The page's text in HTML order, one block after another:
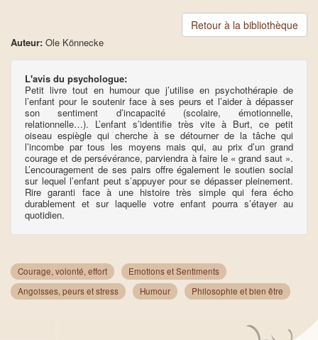
Retour à la bibliothèque
Auteur: Ole Könnecke
L'avis du psychologue:
Petit livre tout en humour que j’utilise en psychothérapie de
l’enfant pour le soutenir face à ses peurs et l’aider à dépasser
son sentiment d’incapacité (scolaire, émotionnelle,
relationnelle…). L’enfant s’identifie très vite à Burt, ce petit
oiseau espiègle qui cherche à se détourner de la tâche qui
l’incombe par tous les moyens mais qui, au prix d’un grand
courage et de persévérance, parviendra à faire le « grand saut ».
L’encouragement de ses pairs offre également le soutien social
sur lequel l’enfant peut s’appuyer pour se dépasser pleinement.
Rire garanti face à une histoire très simple qui fera écho
durablement et sur laquelle votre enfant pourra s’étayer au
quotidien.
Courage, volonté, effort
Emotions et Sentiments
Angoisses, peurs et stress
Humour Philosophie et bien être